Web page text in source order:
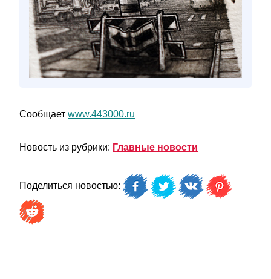
Сообщает www.443000.ru
Новость из рубрики: Главные новости
Поделиться новостью: